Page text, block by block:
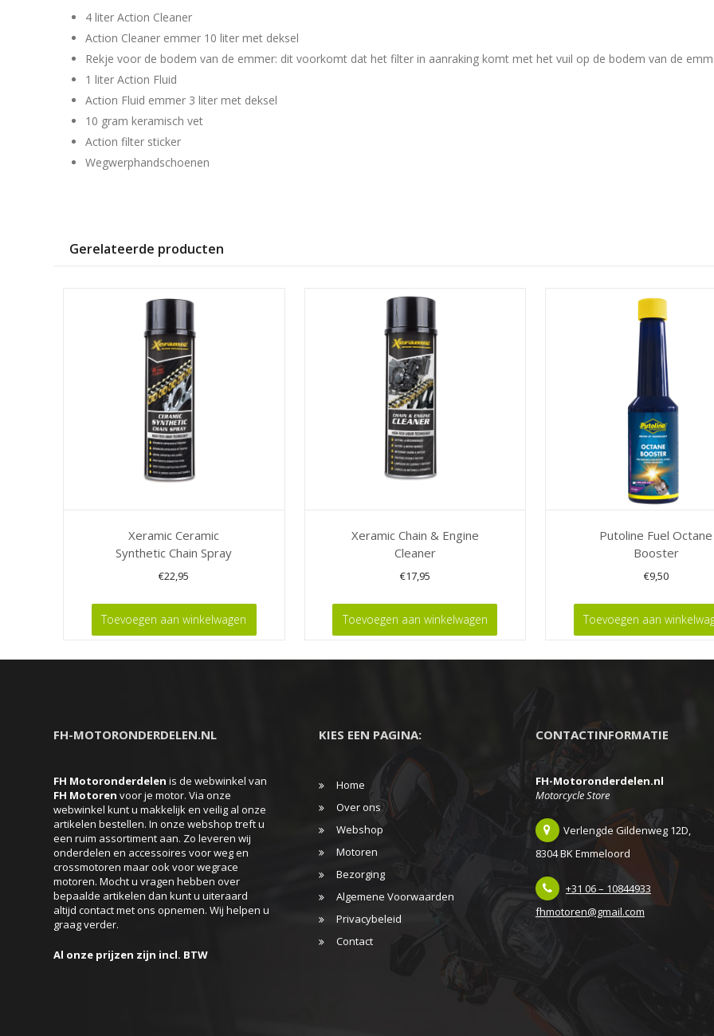
4 liter Action Cleaner
Action Cleaner emmer 10 liter met deksel
Rekje voor de bodem van de emmer: dit voorkomt dat het filter in aanraking komt met het vuil op de bodem van de
1 liter Action Fluid
Action Fluid emmer 3 liter met deksel
10 gram keramisch vet
Action filter sticker
Wegwerphandschoenen
Gerelateerde producten
Xeramic Ceramic
Synthetic Chain Spray
€22,95
Toevoegen aan winkelwagen
Xeramic Chain & Engine
Cleaner
€17,95
Toevoegen aan winkelwagen
Putoline Fuel Octane
Booster
€9,50
Toevoegen aan
FH-MOTORONDERDELEN.NL
FH Motoronderdelen is de webwinkel van
FH Motoren voor je motor. Via onze
webwinkel kunt u makkelijk en veilig al onze
artikelen bestellen. In onze webshop treft u
een ruim assortiment aan. Zo leveren wij
onderdelen en accessoires voor weg en
crossmotoren maar ook voor wegrace
motoren. Mocht u vragen hebben over
bepaalde artikelen dan kunt u uiteraard
altijd contact met ons opnemen. Wij helpen u
graag verder.
Al onze prijzen zijn incl. BTW
KIES EEN PAGINA:
Home
Over ons
Webshop
Motoren
Bezorging
Algemene Voorwaarden
Privacybeleid
Contact
CONTACTINFORMATIE
FH-Motoronderdelen.nl
Motorcycle Store
Verlengde Gildenweg 12D,
8304 BK Emmeloord
+31 06 – 10844933
fhmotoren@gmail.com